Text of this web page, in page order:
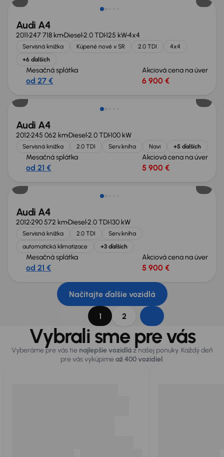
Audi A4
2011247 718 kmDiesel2.0 TDI125 kW4x4
Servisná knižka Kúpené nové v SR 2.0 TDI
4x4
+6 ďalších
Mesačná splátka
od 27 €
Akciová cena na úver
6 900 €
Audi A4
2012245 062 kmDiesel2.0 TDI100 kW
Servisná knižka 2.0 TDI Serv.kniha Navi +5 ďalších
Mesačná splátka
od 21 €
Akciová cena na úver
5 900 €
Audi A4
2012290 572 kmDiesel2.0 TDI130 kW
Servisná knižka 2.0 TDI
Serv.kniha
automatická klimatizace
+3 ďalších
Mesačná splátka
od 21 €
Akciová cena na úver
5 900 €
Načítajte ďalšie vozidlá
1 2
Vybrali sme pre vás
Vyberáme pre vás tie najlepšie vozidláz našej ponuky. Každý deň
pre vás vykúpimeaž 400 vozidiel.